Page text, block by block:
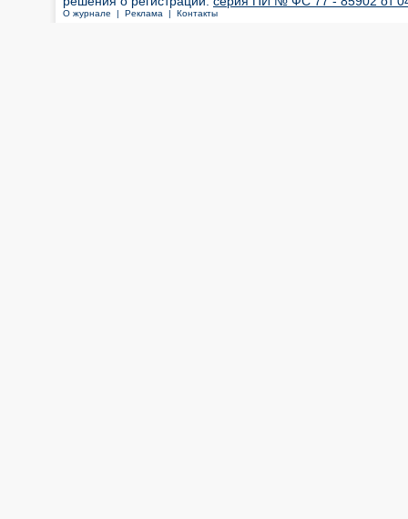
О журнале | Реклама | Контакты